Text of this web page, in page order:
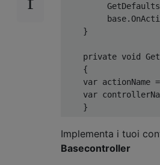
GetDefaults
base.
}
private void
{
var actionName =
var
}
Implementa i tuoi
Basecontroller